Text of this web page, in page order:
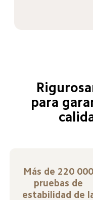
para
Más de 220 000
pruebas de
estabilidad de